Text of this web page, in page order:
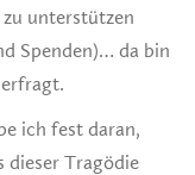
unterstützen
Spenden)… da bin
ich fest daran,
dieser Tragödie